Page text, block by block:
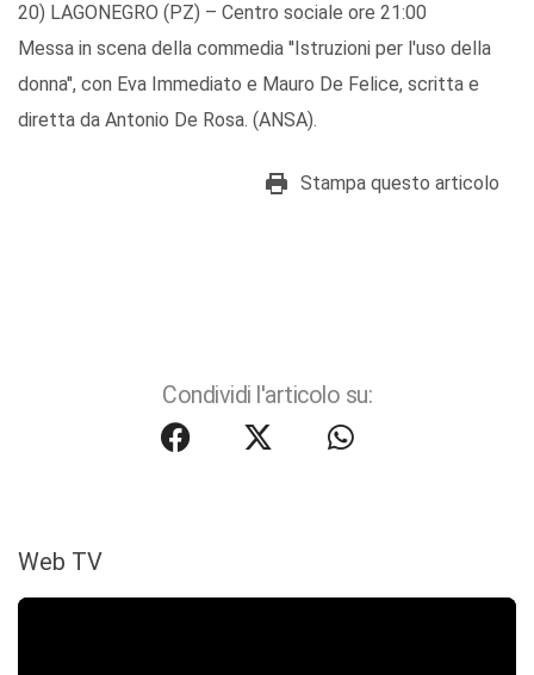
20) LAGONEGRO (PZ) – Centro sociale ore 21:00
Messa in scena della commedia ''Istruzioni per l'uso della
donna'', con Eva Immediato e Mauro De Felice, scritta e
diretta da Antonio De Rosa. (ANSA).
Stampa questo articolo
Condividi l'articolo su:
Web TV